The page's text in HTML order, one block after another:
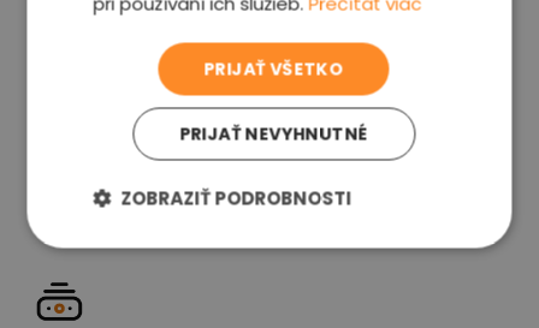
voľba
Garancia spokojnosti
Pokiaľ nebudete s našou prácou spokojní,
PRIJAŤ VŠETKO
PRIJAŤ NEVYHNUTNÉ
ZOBRAZIŤ PODROBNOSTI